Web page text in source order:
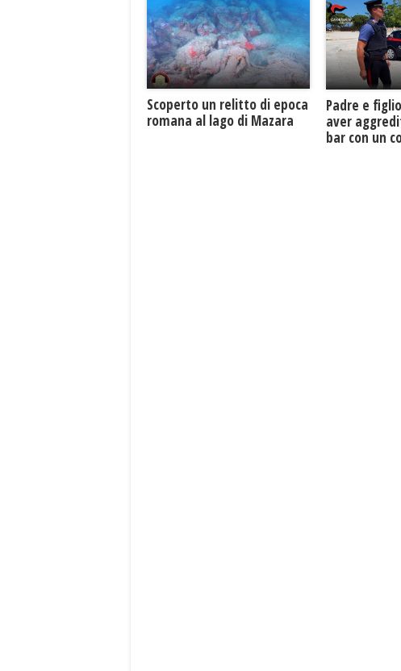
Scoperto un relitto di epoca
romana al lago di Mazara
Padre e
aver
bar con un